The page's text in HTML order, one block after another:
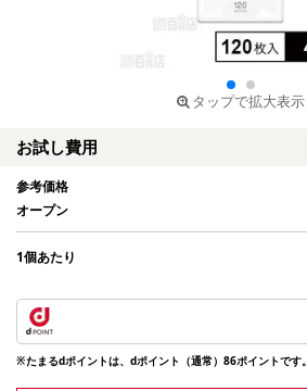
タップで拡大表示
お試し費用
参考価格
オープン
1個あたり
※たまるdポイントは、dポイント（通常）86ポイントです。